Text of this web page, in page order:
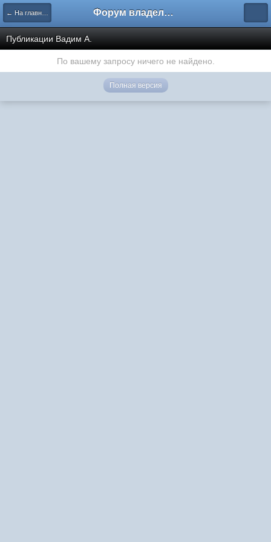
← На главную Форум владельцев интернет-магазинов
Публикации Вадим А.
По вашему запросу ничего не найдено.
Полная версия